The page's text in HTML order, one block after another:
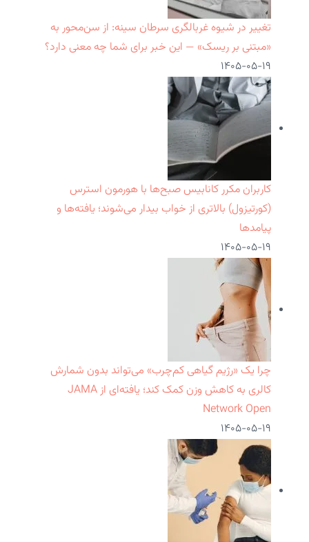
تغییر در شیوه غربالگری سرطان سینه: از سن‌محور به
«مبتنی بر ریسک» — این خبر برای شما چه معنی دارد؟
۱۴۰۵-۰۵-۱۹
کاربران مکرر کانابیس صبح‌ها با هورمون استرس
(کورتیزول) بالاتری از خواب بیدار می‌شوند؛ یافته‌ها و
پیامدها
۱۴۰۵-۰۵-۱۹
چرا یک «رژیم گیاهی کم‌چرب» می‌تواند بدون شمارش
کالری به کاهش وزن کمک کند؛ یافته‌ای از JAMA
Network Open
۱۴۰۵-۰۵-۱۹